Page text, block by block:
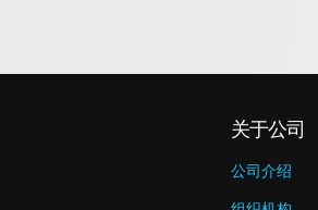
关于公司
公司介绍